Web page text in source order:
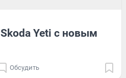
Yeti с новым
Обсудить